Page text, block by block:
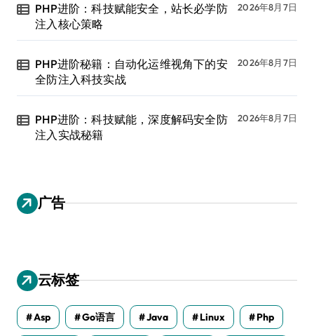
PHP进阶：科技赋能安全，站长必学防
注入核心策略
2026年8月7日
PHP进阶秘籍：自动化运维视角下的安
全防注入科技实战
2026年8月7日
PHP进阶：科技赋能，深度解码安全防
注入实战秘籍
2026年8月7日
广告
云标签
Asp Go语言 Java Linux Php